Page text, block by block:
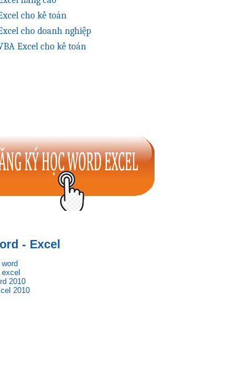
cho kế toán
cho doanh nghiệp
Excel cho kế toán
- Excel
2010
2010